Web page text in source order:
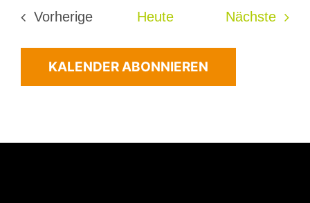
Vorherige
Heute Nächste
KALENDER ABONNIEREN